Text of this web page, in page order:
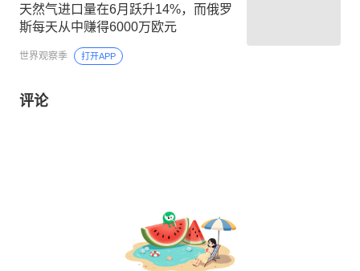
天然气进口量在6月跃升14%，而俄罗
斯每天从中赚得6000万欧元
世界观察季 打开APP
评论